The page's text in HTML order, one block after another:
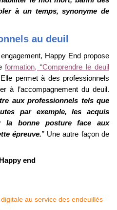
à un temps, synonyme de
au deuil
Happy End propose
formation, “Comprendre le deuil
permet à des professionnels
à l’accompagnement du deuil.
aux professionnels tels que
par exemple, les acquis
la bonne posture face aux
épreuve.” Une autre façon de
Happy end